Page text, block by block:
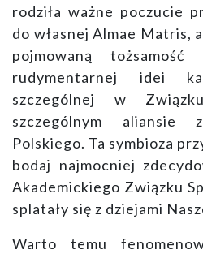
rodziła ważne poczucie
do własnej Almae Matris,
pojmowaną
rudymentarnej idei
szczególnej w
szczególnym aliansie
Polskiego. Ta symbioza
bodaj najmocniej
Akademickiego Związku
splatały się z dziejami
Warto temu